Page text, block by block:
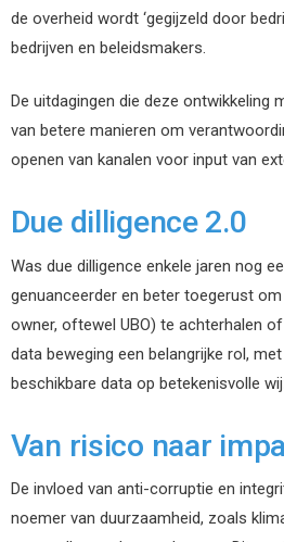
de overheid wordt ‘gegijzeld door
bedrijven en beleidsmakers.
De uitdagingen die deze
van betere manieren om
openen van kanalen voor input van
Due dilligence 2.0
Was due dilligence enkele jaren nog
genuanceerder en beter toegerust
owner, oftewel UBO) te achterhalen
data beweging een belangrijke rol,
beschikbare data op betekenisvolle
Van risico naar
De invloed van anti-corruptie en
noemer van duurzaamheid, zoals